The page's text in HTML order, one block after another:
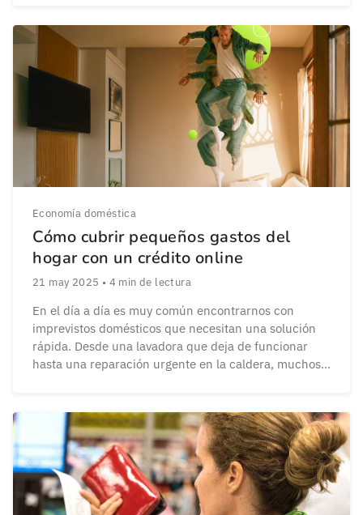
clave está en prestar atención […]
Economía doméstica
Cómo cubrir pequeños gastos del
hogar con un crédito online
21 may 2025 • 4 min de lectura
En el día a día es muy común encontrarnos con
imprevistos domésticos que necesitan una solución
rápida. Desde una lavadora que deja de funcionar
hasta una reparación urgente en la caldera, muchos
que tenemos disponible en el momento. Ante estas
situaciones, […]